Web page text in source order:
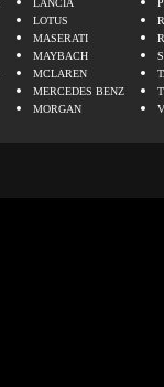
LANCIA
LOTUS
MASERATI
MAYBACH
MCLAREN
MERCEDES BENZ
MORGAN